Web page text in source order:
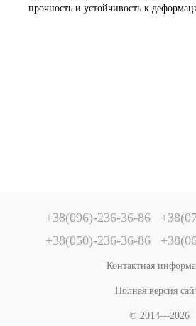
прочность и устойчивость к
+38(096)-236-36-86
+38(050)-236-36-86
Контактная
Полная версия
© 2014—2026